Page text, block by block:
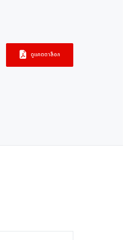
ดูแคตตาล็อก